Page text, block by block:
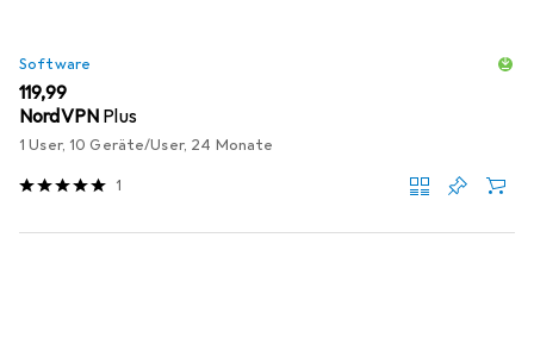
Software
EUR
119,99
NordVPN Plus
1 User, 10 Geräte/User, 24 Monate
1